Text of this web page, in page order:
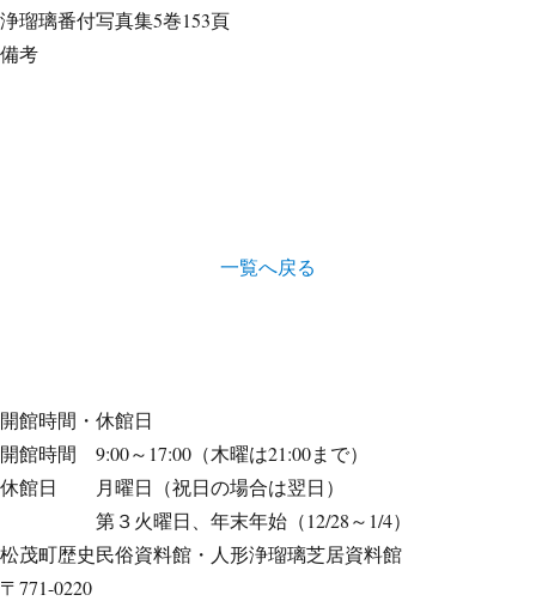
浄瑠璃番付写真集5巻153頁
備考
一覧へ戻る
開館時間・休館日
開館時間 9:00～17:00（木曜は21:00まで）
休館日 月曜日（祝日の場合は翌日）
第３火曜日、年末年始（12/28～1/4）
松茂町歴史民俗資料館・人形浄瑠璃芝居資料館
〒771-0220